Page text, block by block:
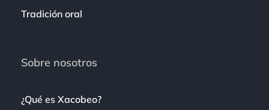
Tradición oral
Sobre nosotros
¿Qué es Xacobeo?